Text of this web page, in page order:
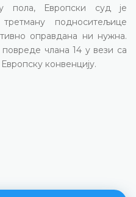
пола, Европски суд је
подноситељице
оправдана ни нужна.
члана 14 у вези са
конвенцију.